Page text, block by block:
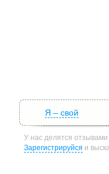
Я – свой
У нас делятся отзывами
Зарегистрируйся и